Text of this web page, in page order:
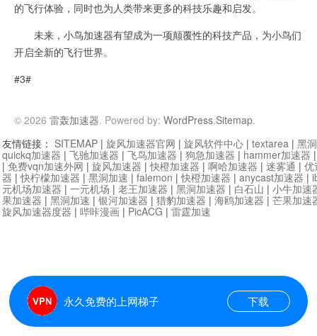
的飞行体验，同时也为人类带来更多的科技乐趣和启发。
未来，小鸟加速器有望成为一项颠覆性的科技产品，为小鸟们
开启全新的飞行世界。
#3#
© 2026 雷轰加速器. Powered by: WordPress.Sitemap.
永久免费的上网梯子 下载
友情链接： SITEMAP | 旋风加速器官网 | 旋风软件中心 | textarea | 黑
quickq加速器 | 飞驰加速器 | 飞鸟加速器 | 狗急加速器 | hammer加速器
| 免费vqn加速外网 | 旋风加速器 |快橙加速器 | 啊哈加速器 | 迷雾通 | 优
器 |快柠檬加速器 | 黑洞加速 | falemon |快橙加速器 | anycast加速器 |
元机场加速器 | 一元机场 | 老王加速器 | 黑洞加速器 | 白石山 | 小牛加速
果加速器 | 黑洞加速 | 银河加速器 | 猎豹加速器 | 海鸥加速器 | 芒果加速
旋风加速器度器 | 哔咔漫画 | PicACG | 雷霆加速